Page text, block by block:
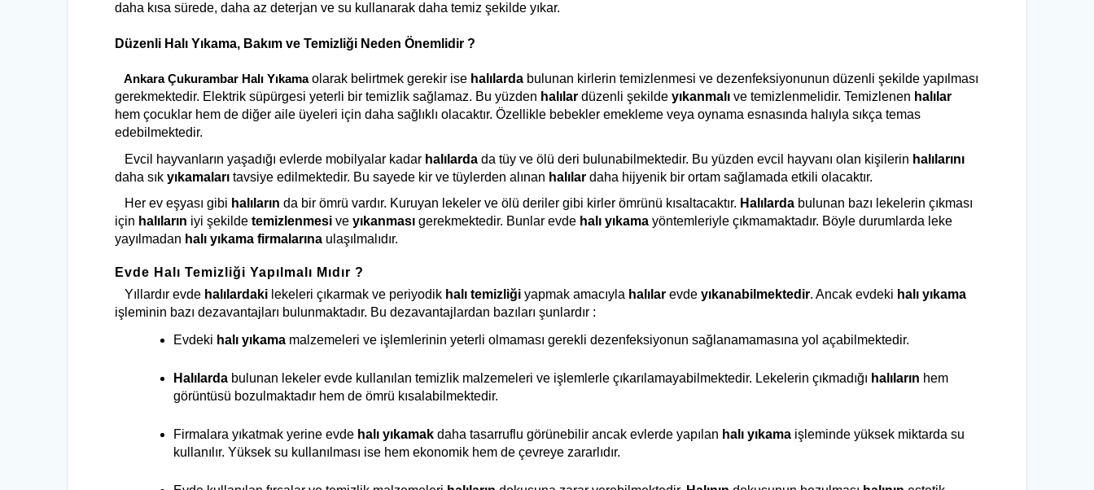
daha kısa sürede, daha az deterjan ve su kullanarak daha temiz şekilde yıkar.
Düzenli Halı Yıkama, Bakım ve Temizliği Neden Önemlidir ?
Ankara Çukurambar Halı Yıkama olarak belirtmek gerekir ise halılarda bulunan kirlerin temizlenmesi ve dezenfeksiyonunun düzenli şekilde yapılması
gerekmektedir. Elektrik süpürgesi yeterli bir temizlik sağlamaz. Bu yüzden halılar düzenli şekilde yıkanmalı ve temizlenmelidir. Temizlenen halılar
hem çocuklar hem de diğer aile üyeleri için daha sağlıklı olacaktır. Özellikle bebekler emekleme veya oynama esnasında halıyla sıkça temas
edebilmektedir.
Evcil hayvanların yaşadığı evlerde mobilyalar kadar halılarda da tüy ve ölü deri bulunabilmektedir. Bu yüzden evcil hayvanı olan kişilerin halılarını
daha sık yıkamaları tavsiye edilmektedir. Bu sayede kir ve tüylerden alınan halılar daha hijyenik bir ortam sağlamada etkili olacaktır.
Her ev eşyası gibi halıların da bir ömrü vardır. Kuruyan lekeler ve ölü deriler gibi kirler ömrünü kısaltacaktır. Halılarda bulunan bazı lekelerin çıkması
için halıların iyi şekilde temizlenmesi ve yıkanması gerekmektedir. Bunlar evde halı yıkama yöntemleriyle çıkmamaktadır. Böyle durumlarda leke
yayılmadan halı yıkama firmalarına ulaşılmalıdır.
Evde Halı Temizliği Yapılmalı Mıdır ?
Yıllardır evde halılardaki lekeleri çıkarmak ve periyodik halı temizliği yapmak amacıyla halılar evde yıkanabilmektedir. Ancak evdeki halı yıkama
işleminin bazı dezavantajları bulunmaktadır. Bu dezavantajlardan bazıları şunlardır :
Evdeki halı yıkama malzemeleri ve işlemlerinin yeterli olmaması gerekli dezenfeksiyonun sağlanamamasına yol açabilmektedir.
Halılarda bulunan lekeler evde kullanılan temizlik malzemeleri ve işlemlerle çıkarılamayabilmektedir. Lekelerin çıkmadığı halıların hem
görüntüsü bozulmaktadır hem de ömrü kısalabilmektedir.
Firmalara yıkatmak yerine evde halı yıkamak daha tasarruflu görünebilir ancak evlerde yapılan halı yıkama işleminde yüksek miktarda su
kullanılır. Yüksek su kullanılması ise hem ekonomik hem de çevreye zararlıdır.